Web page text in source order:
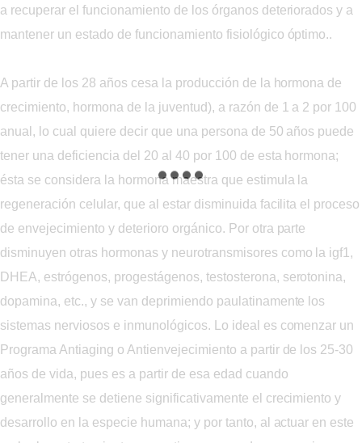
a recuperar el funcionamiento de los órganos deteriorados y a
mantener un estado de funcionamiento fisiológico óptimo..
A partir de los 28 años cesa la producción de la hormona de
crecimiento, hormona de la juventud), a razón de 1 a 2 por 100
anual, lo cual quiere decir que una persona de 50 años puede
tener una deficiencia del 20 al 40 por 100 de esta hormona;
ésta se considera la hormona maestra que estimula la
regeneración celular, que al estar disminuida facilita el proceso
de envejecimiento y deterioro orgánico. Por otra parte
disminuyen otras hormonas y neurotransmisores como la igf1,
DHEA, estrógenos, progestágenos, testosterona, serotonina,
dopamina, etc., y se van deprimiendo paulatinamente los
sistemas nerviosos e inmunológicos. Lo ideal es comenzar un
Programa Antiaging o Antienvejecimiento a partir de los 25-30
años de vida, pues es a partir de esa edad cuando
generalmente se detiene significativamente el crecimiento y
desarrollo en la especie humana; y por tanto, al actuar en este